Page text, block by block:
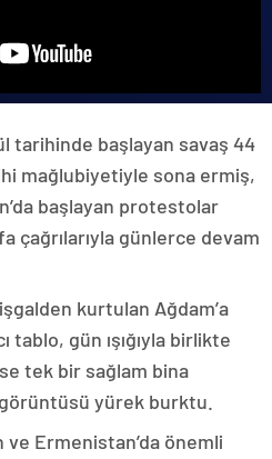
tarihinde başlayan savaş 44
mağlubiyetiyle sona ermiş,
başlayan protestolar
çağrılarıyla günlerce devam
kurtulan Ağdam’a
tablo, gün ışığıyla birlikte
tek bir sağlam bina
yürek burktu.
Ermenistan’da önemli